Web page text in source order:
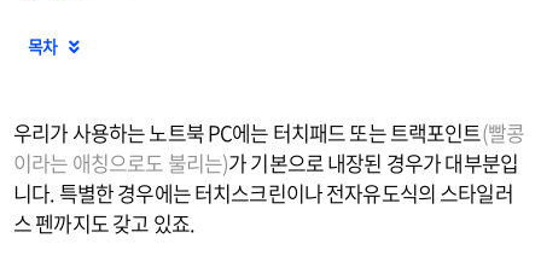
목차 
우리가 사용하는 노트북 PC에는 터치패드 또는 트랙포인트(빨콩
이라는 애칭으로도 불리는)가 기본으로 내장된 경우가 대부분입
니다. 특별한 경우에는 터치스크린이나 전자유도식의 스타일러
스 펜까지도 갖고 있죠.